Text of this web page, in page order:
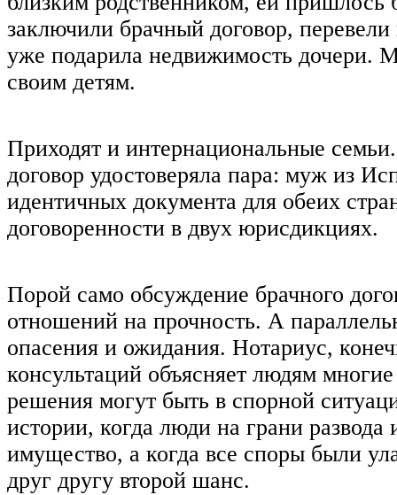
заключили брачный договор,
уже подарила недвижимость дочери.
своим детям.
Приходят и интернациональные
договор удостоверяла пара: муж из
идентичных документа для обеих
договоренности в двух юрисдикциях.
Порой само обсуждение брачного
отношений на прочность. А
опасения и ожидания. Нотариус,
консультаций объясняет людям
решения могут быть в спорной
истории, когда люди на грани
имущество, а когда все споры были
друг другу второй шанс.